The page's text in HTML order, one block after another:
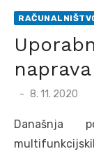
naprava
Posted
8. 11. 2020
Današnja